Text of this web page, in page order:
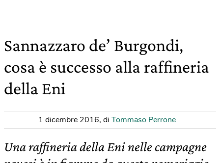
Sannazzaro de’ Burgondi,
cosa è successo alla raffineria
della Eni
1 dicembre 2016, di Tommaso Perrone
Una raffineria della Eni nelle campagne